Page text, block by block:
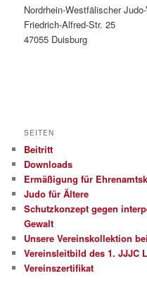
Nordrhein-Westfälischer
Friedrich-Alfred-Str. 25
47055 Duisburg
SEITEN
Beitritt
Downloads
Ermäßigung für
Judo für Ältere
Schutzkonzept gegen
Gewalt
Unsere Vereinskollektion
Vereinsleitbild des 1. JJJC
Vereinszertifikat